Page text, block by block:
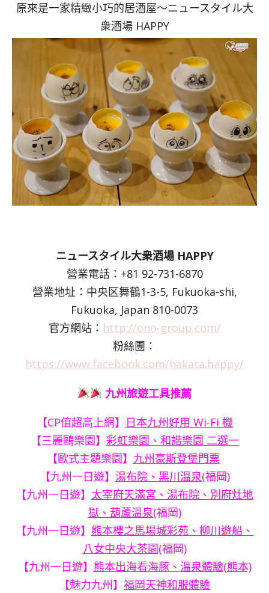
原來是一家精緻小巧的居酒屋～ニュースタイル大
衆酒場 HAPPY
ニュースタイル大衆酒場 HAPPY
營業電話：+81 92-731-6870
營業地址：中央区舞鶴1-3-5, Fukuoka-shi,
Fukuoka, Japan 810-0073
官方網站： http://ono-group.com/
粉絲團：
https://www.facebook.com/hakata.happy/
九州旅遊工具推薦
【CP值超高上網】
日本九州好用 Wi-Fi 機
【三麗鷗樂園】 彩虹樂園、和諧樂園 二選一
【歐式主題樂園】 九州豪斯登堡門票
【九州一日遊】 湯布院、黑川溫泉(福岡)
【九州一日遊】 太宰府天滿宮、湯布院、別府灶地
獄、葫蘆溫泉(福岡)
【九州一日遊】 熊本櫻之馬場城彩苑、柳川遊船、
八女中央大茶園(福岡)
【九州一日遊】 熊本出海看海豚、溫泉體驗(熊本)
【魅力九州】 福岡天神和服體驗